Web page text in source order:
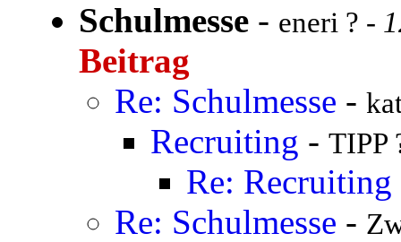
Schulmesse - eneri ? -
Beitrag
Re: Schulmesse -
Recruiting - TIPP
Re: Recruiting
Re: Schulmesse -